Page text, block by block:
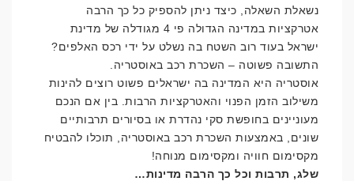
נשאלת השאלה, כיצד ניתן להספיק כל כך הרבה
אטרקציות במדינה הגדולה פי 4 מגודלה של מדינת
ישראל בעוד רוב השטח בה נשלט על ידי רכס האלפים?
התשובה פשוטה – השכרת רכב באוסטריה.
אוסטריה היא המדינה בה ישראלים פשוט רוצים להינות
משילוב הזמן הפנוי והאטרקציות הרבות. בין אם הנכם
מעוניינים בחופשת סקי נהדרת או בסיורים תרבותיים
שונים, באמצעות השכרת רכב באוסטריה, תוכלו להבטיח
מקסימום חוויה ומקסימום מנוחה!
שלג, תרבות וכל כך הרבה מדינות…